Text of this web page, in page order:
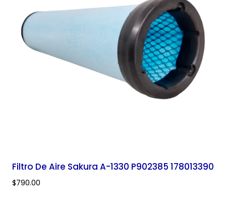
Filtro De Aire Sakura A-1330 P902385 178013390
$790.00